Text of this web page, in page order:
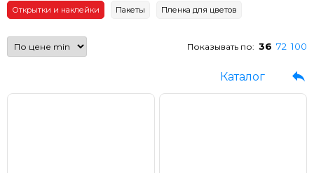
Открытки и наклейки Пакеты Пленка для цветов
Показывать по: 36 72 100
Каталог